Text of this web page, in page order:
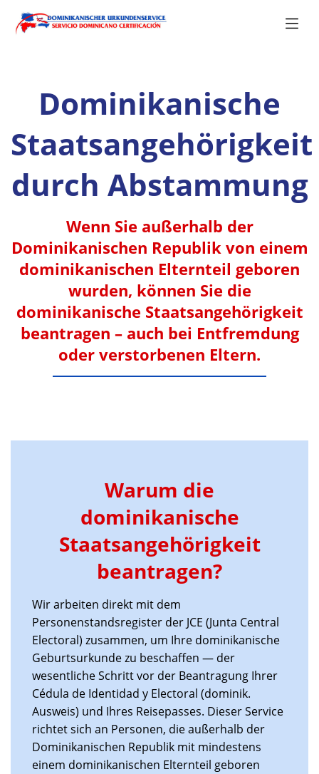
Dominikanische
Staatsangehörigkeit
durch Abstammung
Wenn Sie außerhalb der
Dominikanischen Republik von einem
dominikanischen Elternteil geboren
wurden, können Sie die
dominikanische Staatsangehörigkeit
beantragen – auch bei Entfremdung
oder verstorbenen Eltern.
Warum die
dominikanische
Staatsangehörigkeit
beantragen?
Wir arbeiten direkt mit dem
Personenstandsregister der JCE (Junta Central
Electoral) zusammen, um Ihre dominikanische
Geburtsurkunde zu beschaffen — der
wesentliche Schritt vor der Beantragung Ihrer
Cédula de Identidad y Electoral (dominik.
Ausweis) und Ihres Reisepasses. Dieser Service
richtet sich an Personen, die außerhalb der
Dominikanischen Republik mit mindestens
einem dominikanischen Elternteil geboren